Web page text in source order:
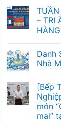
TUẦN
– TRI
Danh
Nhà
[Bếp
món
mai”